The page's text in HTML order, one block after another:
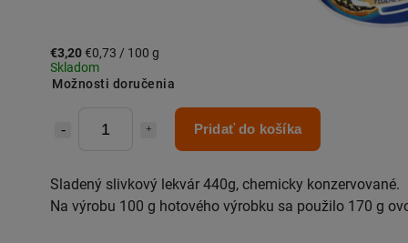
€3,20€0,73 / 100 g
Skladom
Možnosti doručenia
Pridať do košíka
Sladený slivkový lekvár 440g, chemicky konzervované.
Na výrobu 100 g hotového výrobku sa použilo 170 g